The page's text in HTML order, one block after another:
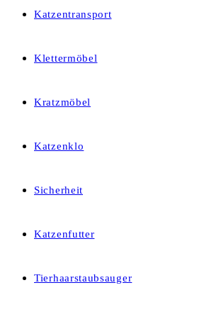
Katzentransport
Klettermöbel
Kratzmöbel
Katzenklo
Sicherheit
Katzenfutter
Tierhaarstaubsauger